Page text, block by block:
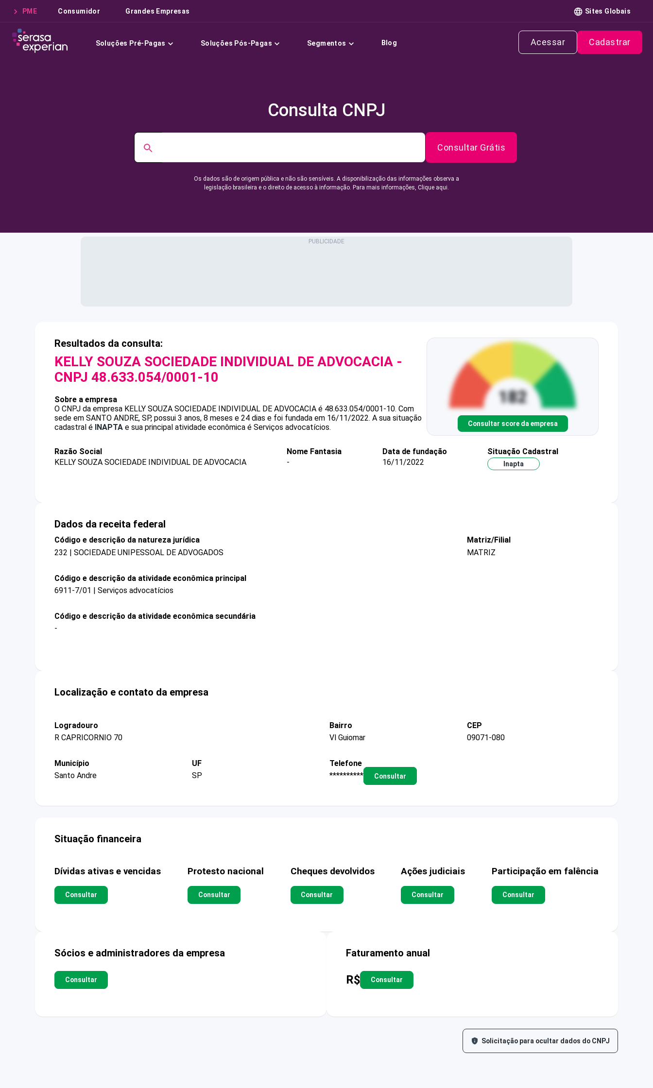
PME Consumidor Grandes Empresas Sites Globais
Soluções Pré-Pagas Soluções Pós-Pagas Segmentos Blog Acessar Cadastrar
Consulta CNPJ
Consultar Grátis
Os dados são de origem pública e não são sensíveis. A disponibilização das informações observa a
legislação brasileira e o direito de acesso à informação. Para mais informações, Clique aqui.
Resultados da consulta:
KELLY SOUZA SOCIEDADE INDIVIDUAL DE ADVOCACIA -
CNPJ 48.633.054/0001-10
Sobre a empresa
O CNPJ da empresa KELLY SOUZA SOCIEDADE INDIVIDUAL DE ADVOCACIA é 48.633.054/0001-10. Com
sede em SANTO ANDRE, SP, possui 3 anos, 8 meses e 24 dias e foi fundada em 16/11/2022. A sua situação
cadastral é INAPTA e sua principal atividade econômica é Serviços advocatícios. Consultar score da empresa
Razão Social
KELLY SOUZA SOCIEDADE INDIVIDUAL DE ADVOCACIA
Nome Fantasia
-
Data de fundação
16/11/2022
Situação Cadastral
Inapta
Dados da receita federal
Código e descrição da natureza jurídica
232 | SOCIEDADE UNIPESSOAL DE ADVOGADOS
Matriz/Filial
MATRIZ
Código e descrição da atividade econômica principal
6911-7/01 | Serviços advocatícios
Código e descrição da atividade econômica secundária
-
Localização e contato da empresa
Logradouro
R CAPRICORNIO 70
Bairro
Vl Guiomar
CEP
09071-080
Município
Santo Andre
UF
SP
Telefone
**********
Consultar
Situação financeira
Dívidas ativas e vencidas
Consultar
Protesto nacional
Consultar
Cheques devolvidos
Consultar
Ações judiciais
Consultar
Participação em falência
Consultar
Sócios e administradores da empresa
Consultar
Faturamento anual
R$ Consultar
Solicitação para ocultar dados do CNPJ